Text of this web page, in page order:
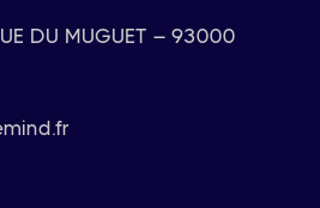
DU MUGUET – 93000